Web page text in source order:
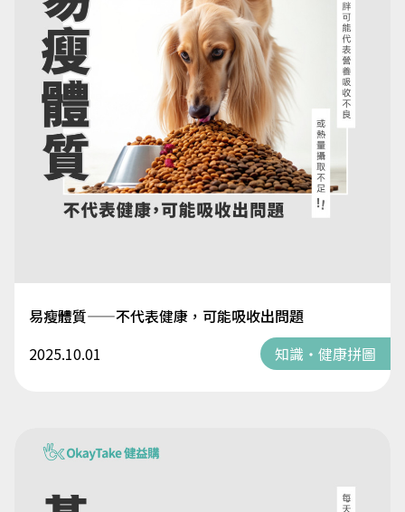
易瘦體質——不代表健康，可能吸收出問題
2025.10.01
知識・健康拼圖